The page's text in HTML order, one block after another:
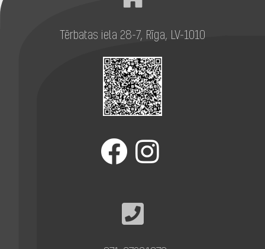
Tērbatas iela 28-7, Rīga, LV-1010